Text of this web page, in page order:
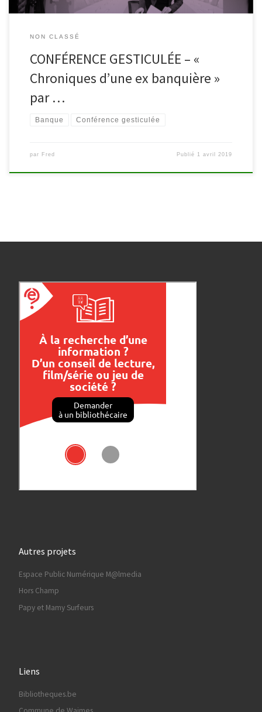
NON CLASSÉ
CONFÉRENCE GESTICULÉE – «
Chroniques d’une ex banquière »
par …
Banque Conférence gesticulée
par Fred Publié 1 avril 2019
Autres projets
Espace Public Numérique M@lmedia
Hors Champ
Papy et Mamy Surfeurs
Liens
Bibliotheques.be